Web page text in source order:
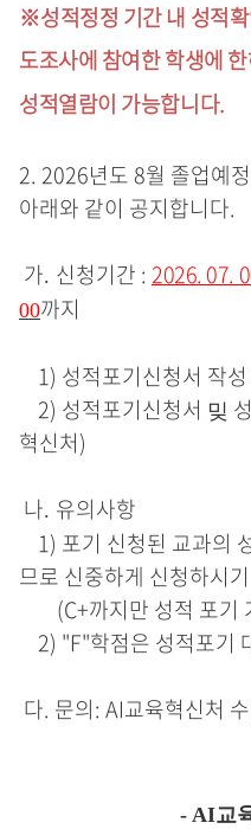
※성적정정 기간 내 성적
도조사에 참여한 학생에
성적열람이 가능합니다.
2. 2026년도 8월 졸업예
아래와 같이 공지합니다.
가. 신청기간 : 2026. 07.
00까지
1) 성적포기신청서 작
2) 성적포기신청서 밎
혁신처)
나. 유의사항
1) 포기 신청된 교과의
므로 신중하게 신청하시
(C+까지만 성적 포기
2) "F"학점은 성적포기
다. 문의: AI교육혁신처
- AI교